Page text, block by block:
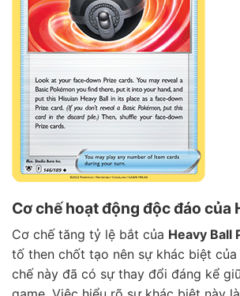
Cơ chế hoạt động độc đáo của
Cơ chế tăng tỷ lệ bắt của Heavy Ball
tố then chốt tạo nên sự khác biệt của
chế này đã có sự thay đổi đáng kể